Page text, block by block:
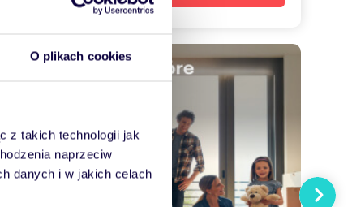
O plikach cookies
z takich technologii jak
naprzeciw
danych i w jakich celach